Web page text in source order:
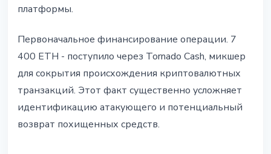
платформы.
Первоначальное финансирование операции. 7
400 ETH - поступило через Tornado Cash, микшер
для сокрытия происхождения криптовалютных
транзакций. Этот факт существенно усложняет
идентификацию атакующего и потенциальный
возврат похищенных средств.